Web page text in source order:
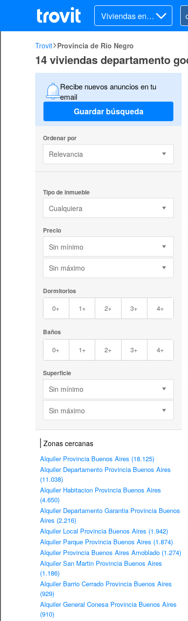
Viviendas en al
quiler
Trovit Provincia de Río Negro
14 viviendas departamento
Recibe nuevos anuncios en tu
email
Guardar búsqueda
Ordenar por
Relevancia
Tipo de inmueble
Cualquiera
Precio
Sin mínimo
Sin máximo
Dormitorios
0+ 1+ 2+ 3+ 4+
Baños
0+ 1+ 2+ 3+ 4+
Superficie
Sin mínimo
Sin máximo
Zonas cercanas
Alquiler Provincia Buenos Aires (18.125)
Alquiler Departamento Provincia Buenos Aires
(11.038)
Alquiler Habitacion Provincia Buenos Aires
(4.650)
Alquiler Departamento Garantia Provincia Buenos
Aires (2.216)
Alquiler Local Provincia Buenos Aires (1.942)
Alquiler Parque Provincia Buenos Aires (1.874)
Alquiler Provincia Buenos Aires Amoblado (1.274)
Alquiler San Martin Provincia Buenos Aires
(1.186)
Alquiler Barrio Cerrado Provincia Buenos Aires
(929)
Alquiler General Conesa Provincia Buenos Aires
(910)